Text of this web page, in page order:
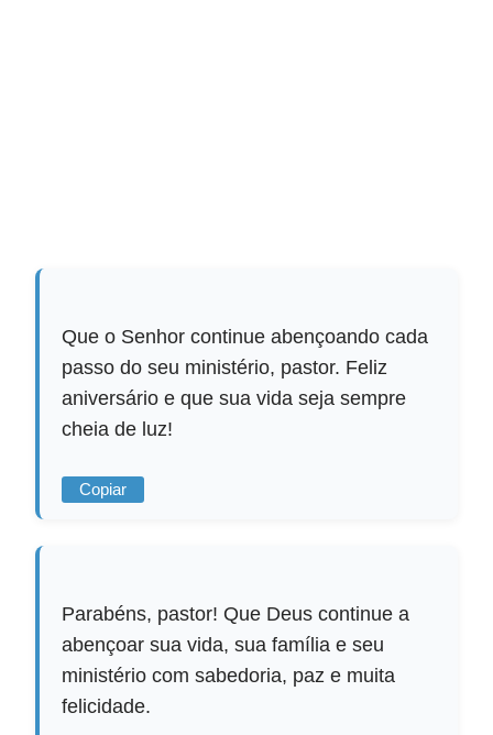
Que o Senhor continue abençoando cada
passo do seu ministério, pastor. Feliz
aniversário e que sua vida seja sempre
cheia de luz!
Copiar
Parabéns, pastor! Que Deus continue a
abençoar sua vida, sua família e seu
ministério com sabedoria, paz e muita
felicidade.